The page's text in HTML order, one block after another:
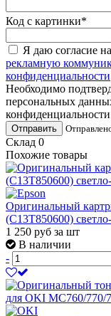
Код с картинки*
Я даю согласие на
рекламную
конфиденциальности
Необходимо
персональных
Отправить
Склад 0
Похожие товары
Оригинальный
(C13T850600)
1 250 руб за шт
В наличии
-